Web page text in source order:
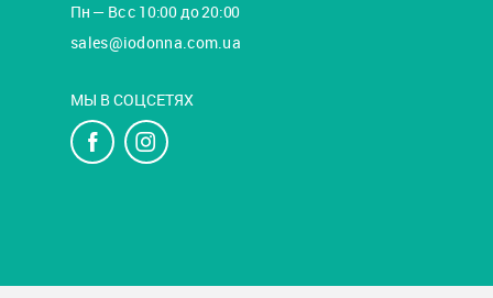
Пн — Вс с 10:00 до 20:00
sales@iodonna.com.ua
МЫ В СОЦСЕТЯХ